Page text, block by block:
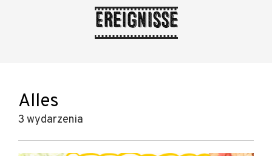
Ereignisse
Alles
3 wydarzenia